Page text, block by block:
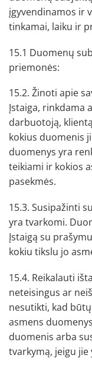
įgyvendinamos ir
tinkamai, laiku ir
15.1 Duomenų
priemonės:
15.2. Žinoti apie
Įstaiga, rinkdama
darbuotoją,
kokius duomenis
duomenys yra
teikiami ir kokios
pasekmės.
15.3. Susipažinti
yra tvarkomi.
Įstaigą su
kokiu tikslu jo
15.4. Reikalauti
neteisingus ar
nesutikti, kad
asmens
duomenis arba
tvarkymą, jeigu